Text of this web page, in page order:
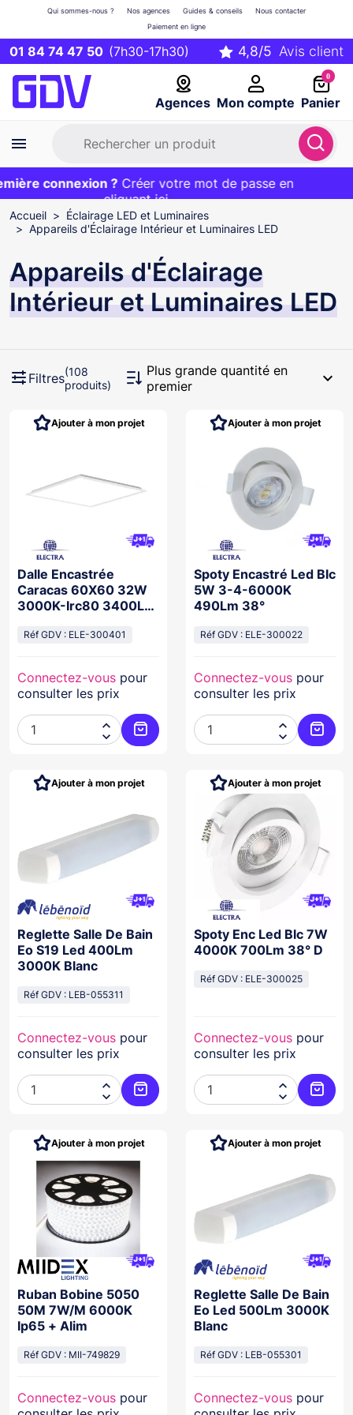
01 84 74 47 50 (7h30-17h30)
Agences Mon compte
Qui sommes-nous ? Nos agences Guides & conseils
Nous contacter
Paiement en ligne
0
Panier
Première commande ?20€ OFFERT sur votre panier
et livraison 24/48h gratuite avec le codeBIENVENUE
connexion ?Créer votre mot de passe en
cliquant ici
EXCLU WEB :
Accueil
Éclairage LED et Luminaires
Appareils d'Éclairage Intérieur et Luminaires LED
Appareils d'Éclairage
Intérieur et Luminaires LED
Filtres(108
produits)
Plus grande quantité en
premier
expand_more
Dalle Encastrée
Caracas 60X60 32W
3000K-Irc80 3400Lm
36-40W)
Réf GDV : ELE-300401
Connectez-vous pour
consulter les prix


Ajouter au panier
Ajouter à mon projet
Spoty Encastré Led Blc
5W 3-4-6000K
490Lm 38°
Réf GDV : ELE-300022
Connectez-vous pour
consulter les prix


Ajouter à mon projet
Reglette Salle De Bain
Eo S19 Led 400Lm
3000K Blanc
Réf GDV : LEB-055311
Connectez-vous pour
consulter les prix


Ajouter au panier
Ajouter à mon projet
Spoty Enc Led Blc 7W
4000K 700Lm 38° D
Réf GDV : ELE-300025
Connectez-vous pour
consulter les prix


Ajouter à mon projet
Ruban Bobine 5050
50M 7W/M 6000K
Ip65 + Alim
Réf GDV : MII-749829
Connectez-vous pour
Ajouter à mon projet
Reglette Salle De Bain
Eo Led 500Lm 3000K
Blanc
Réf GDV : LEB-055301
Connectez-vous pour
Ajouter à mon projet